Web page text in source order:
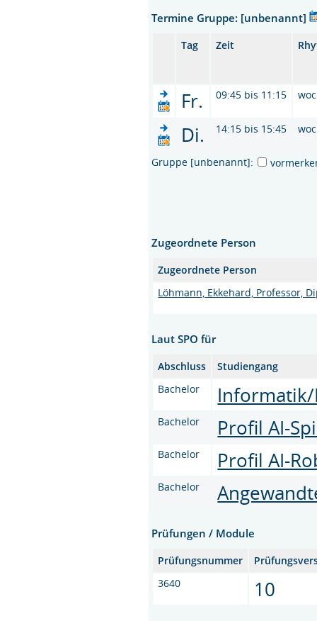
Termine Gruppe: [unbenannt]
Tag Zeit
Fr. 09:45 bis 11:15
Di. 14:15 bis 15:45
Gruppe [unbenannt]:
Zugeordnete Person
Zugeordnete Person
Löhmann, Ekkehard, Professor,
Laut SPO für
Abschluss
Studiengang
Bachelor
Informatik/
Bachelor Profil AI-
Bachelor Profil AI-
Bachelor
Prüfungen / Module
Prüfungsnummer
3640
10